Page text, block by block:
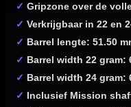
✓ Gripzone over de
✓ Verkrijgbaar in 22 en
✓ Barrel lengte: 51.50
✓ Barrel width 22 gram:
✓ Barrel width 24 gram:
✓ Inclusief Mission